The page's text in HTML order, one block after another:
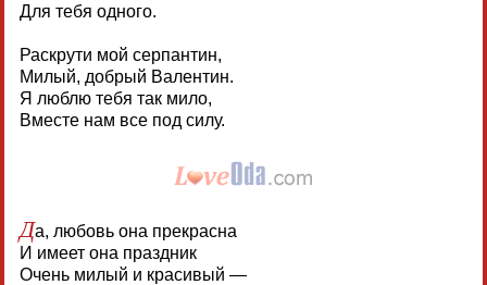
Для тебя одного.
Раскрути мой серпантин,
Милый, добрый Валентин.
Я люблю тебя так мило,
Вместе нам все под силу.
Да, любовь она прекрасна
И имеет она праздник
Очень милый и красивый —